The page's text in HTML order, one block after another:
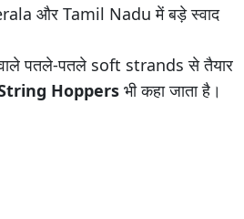
और Tamil Nadu में बड़े स्वाद
पतले-पतले soft strands से तैयार
Hoppers भी कहा जाता है।